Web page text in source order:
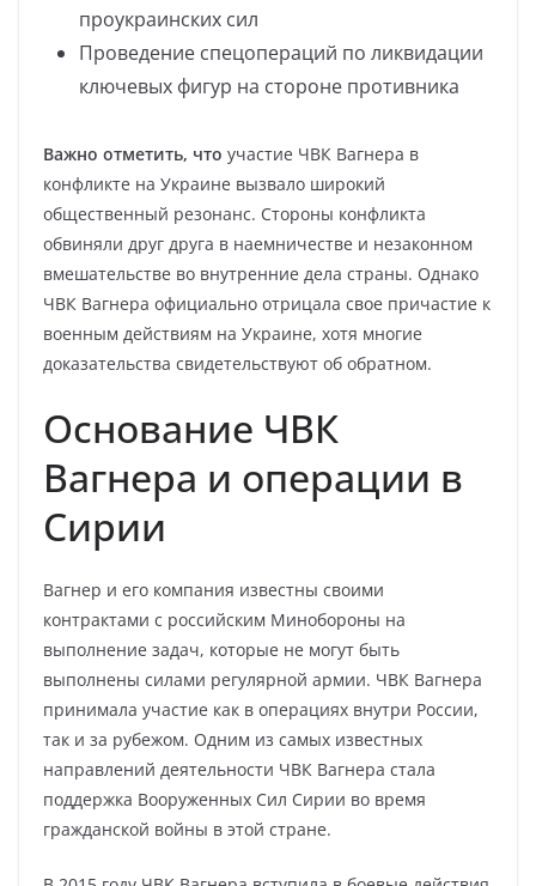
проукраинских сил
Проведение спецопераций по ликвидации
ключевых фигур на стороне противника
Важно отметить, что участие ЧВК Вагнера в
конфликте на Украине вызвало широкий
общественный резонанс. Стороны конфликта
обвиняли друг друга в наемничестве и незаконном
вмешательстве во внутренние дела страны. Однако
ЧВК Вагнера официально отрицала свое причастие к
военным действиям на Украине, хотя многие
доказательства свидетельствуют об обратном.
Основание ЧВК
Вагнера и операции в
Сирии
Вагнер и его компания известны своими
контрактами с российским Минобороны на
выполнение задач, которые не могут быть
выполнены силами регулярной армии. ЧВК Вагнера
принимала участие как в операциях внутри России,
так и за рубежом. Одним из самых известных
направлений деятельности ЧВК Вагнера стала
поддержка Вооруженных Сил Сирии во время
гражданской войны в этой стране.